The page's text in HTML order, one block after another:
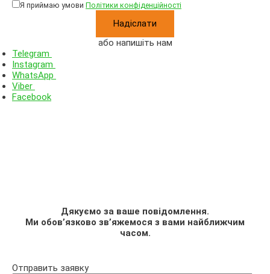
Я приймаю умови Політики конфіденційності
або напишіть нам
Telegram
Instagram
WhatsApp
Viber
Facebook
Дякуємо за ваше повідомлення.
Ми обов’язково зв’яжемося з вами найближчим
часом.
Отправить заявку